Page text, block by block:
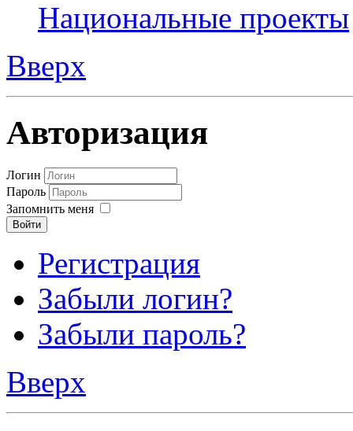
Национальные проекты
Вверх
Авторизация
Логин
Пароль
Запомнить меня
Войти
Регистрация
Забыли логин?
Забыли пароль?
Вверх